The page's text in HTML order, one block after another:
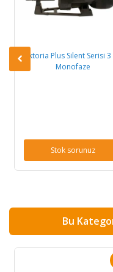
Viktoria Plus Silent Serisi
Monofaze
Stok sorunuz
Bu